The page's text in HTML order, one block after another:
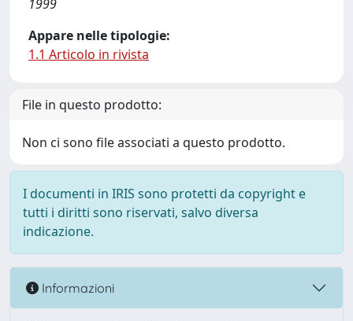
1999
Appare nelle tipologie:
1.1 Articolo in rivista
File in questo prodotto:
Non ci sono file associati a questo prodotto.
I documenti in IRIS sono protetti da copyright e
tutti i diritti sono riservati, salvo diversa
indicazione.
Informazioni